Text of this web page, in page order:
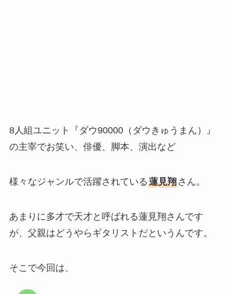
8人組ユニット『ダウ90000（ダウきゅうまん）』
の主宰でお笑い、俳優、脚本、演出など
様々なジャンルで活躍されている蓮見翔さん。
あまりに多才で天才と呼ばれる蓮見翔さんです
が、父親はどうやらギタリストだというんです。
そこで今回は、